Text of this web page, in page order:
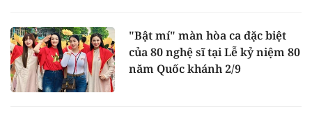
"Bật mí" màn hòa ca đặc biệt
của 80 nghệ sĩ tại Lễ kỷ niệm 80
năm Quốc khánh 2/9